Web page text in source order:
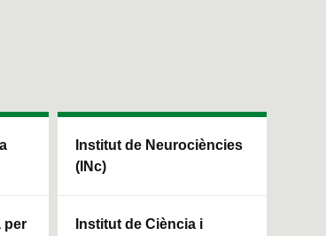
per
Institut de Neurociències
(INc)
Institut de Ciència i